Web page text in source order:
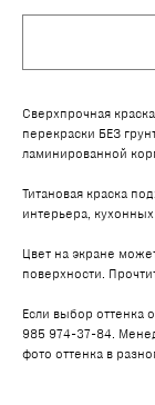
Сверхпрочная
перекраски БЕЗ
ламинированной
Титановая краска
интерьера,
Цвет на экране
поверхности.
Если выбор оттенка
985 974-37-84.
фото оттенка в